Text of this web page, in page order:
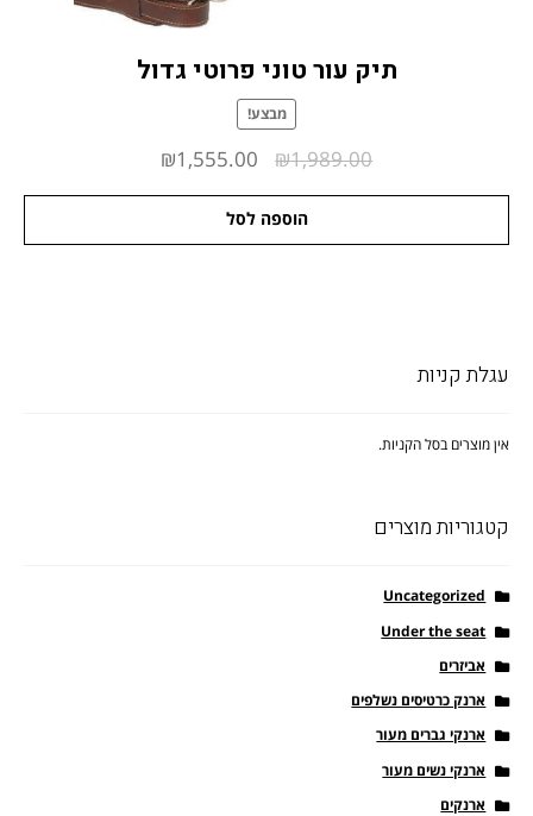
תיק עור טוני פרוטי גדול
מבצע!
₪1,989.00
המחיר
המקורי
היה:
₪1,555.00
הנוכחי
הוספה לסל
עגלת קניות
אין מוצרים בסל הקניות.
קטגוריות מוצרים
Uncategorized
Under the seat
אביזרים
ארנק כרטיסים נשלפים
ארנקי גברים מעור
ארנקי נשים מעור
ארנקים